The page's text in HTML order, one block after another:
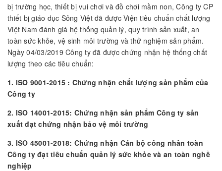
bị trường học, thiết bị vui chơi và đồ chơi mầm non, Công ty CP
thiết bị giáo dục Sông Việt đã được Viện tiêu chuẩn chất lượng
Việt Nam đánh giá hệ thống quản lý, quy trình sản xuất, an
toàn sức khỏe, vệ sinh môi trường và thử nghiệm sản phẩm.
Ngày 04/03/2019 Công ty đã được chứng nhận hệ thống chất
lượng theo các tiêu chuẩn:
1. ISO 9001-2015 : Chứng nhận chất lượng sản phẩm của
Công ty
2. ISO 14001-2015: Chứng nhận sản phẩm Công ty sản
xuất đạt chứng nhận bảo vệ môi trường
3. ISO 45001-2018: Chứng nhận Cán bộ công nhân toàn
Công ty đạt tiêu chuẩn quản lý sức khỏe và an toàn nghề
nghiệp